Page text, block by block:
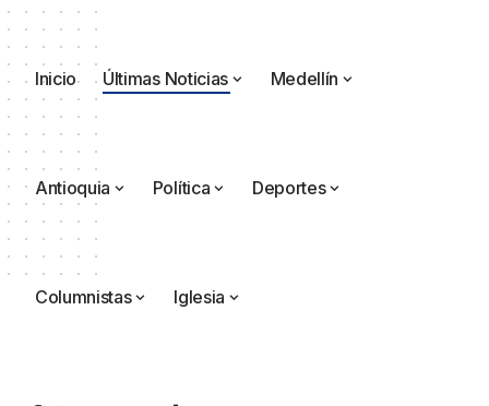
Inicio Últimas Noticias Medellín
Antioquia Política Deportes
Columnistas Iglesia